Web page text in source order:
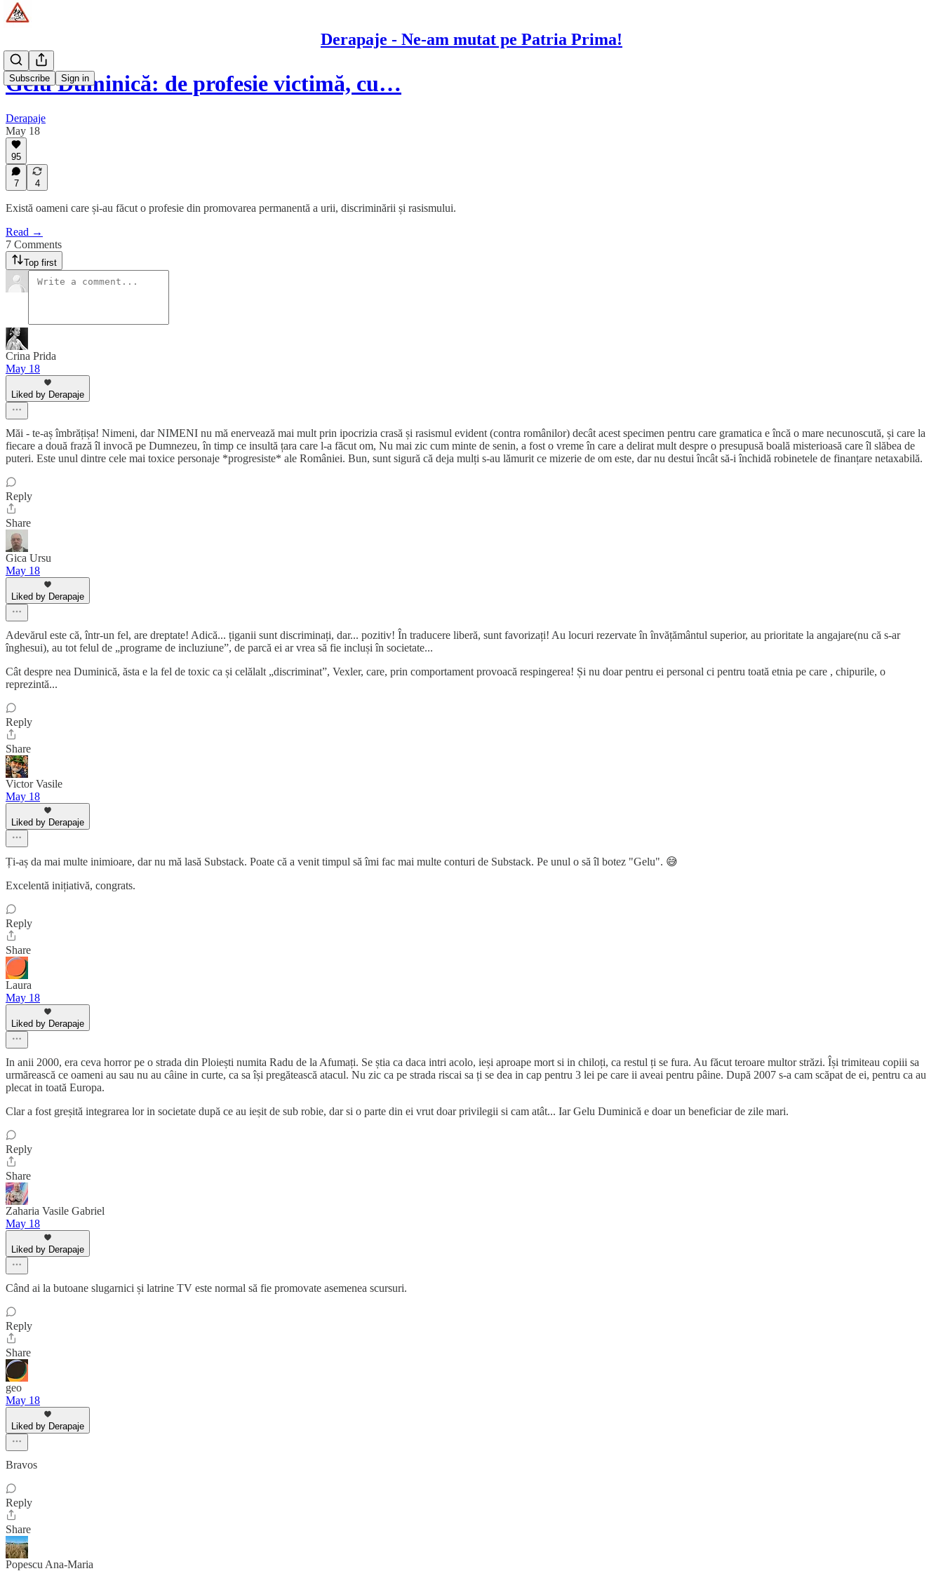
Derapaje - Ne-am mutat pe Patria Prima!
Subscribe Sign in
Gelu Duminică: de profesie victimă, cu…
Derapaje
May 18
95
7 4
Există oameni care și-au făcut o profesie din promovarea permanentă a urii, discriminării și rasismului.
Read →
7 Comments
Top first
Crina Prida
May 18
Liked by Derapaje
Măi - te-aș îmbrățișa! Nimeni, dar NIMENI nu mă enervează mai mult prin ipocrizia crasă și rasismul evident (contra românilor) decât acest specimen pentru care gramatica e încă o mare necunoscută, și care la
fiecare a două frază îl invocă pe Dumnezeu, în timp ce insultă țara care l-a făcut om, Nu mai zic cum minte de senin, a fost o vreme în care a delirat mult despre o presupusă boală misterioasă care îl slăbea de
puteri. Este unul dintre cele mai toxice personaje *progresiste* ale României. Bun, sunt sigură că deja mulți s-au lămurit ce mizerie de om este, dar nu destui încât să-i închidă robinetele de finanțare netaxabilă.
Reply
Share
Gica Ursu
May 18
Liked by Derapaje
Adevărul este că, într-un fel, are dreptate! Adică... țiganii sunt discriminați, dar... pozitiv! În traducere liberă, sunt favorizați! Au locuri rezervate în învățământul superior, au prioritate la angajare(nu că s-ar
înghesui), au tot felul de „programe de incluziune”, de parcă ei ar vrea să fie incluși în societate...
Cât despre nea Duminică, ăsta e la fel de toxic ca și celălalt „discriminat”, Vexler, care, prin comportament provoacă respingerea! Și nu doar pentru ei personal ci pentru toată etnia pe care , chipurile, o
reprezintă...
Reply
Share
Victor Vasile
May 18
Liked by Derapaje
Ți-aș da mai multe inimioare, dar nu mă lasă Substack. Poate că a venit timpul să îmi fac mai multe conturi de Substack. Pe unul o să îl botez "Gelu". 😅
Excelentă inițiativă, congrats.
Reply
Share
Laura
May 18
Liked by Derapaje
In anii 2000, era ceva horror pe o strada din Ploiești numita Radu de la Afumați. Se știa ca daca intri acolo, ieși aproape mort si in chiloți, ca restul ți se fura. Au făcut teroare multor străzi. Își trimiteau copiii sa
urmărească ce oameni au sau nu au câine in curte, ca sa își pregătească atacul. Nu zic ca pe strada riscai sa ți se dea in cap pentru 3 lei pe care ii aveai pentru pâine. După 2007 s-a cam scăpat de ei, pentru ca au
plecat in toată Europa.
Clar a fost greșită integrarea lor in societate după ce au ieșit de sub robie, dar si o parte din ei vrut doar privilegii si cam atât... Iar Gelu Duminică e doar un beneficiar de zile mari.
Reply
Share
Zaharia Vasile Gabriel
May 18
Liked by Derapaje
Când ai la butoane slugarnici și latrine TV este normal să fie promovate asemenea scursuri.
Reply
Share
geo
May 18
Liked by Derapaje
Bravos
Reply
Share
Popescu Ana-Maria